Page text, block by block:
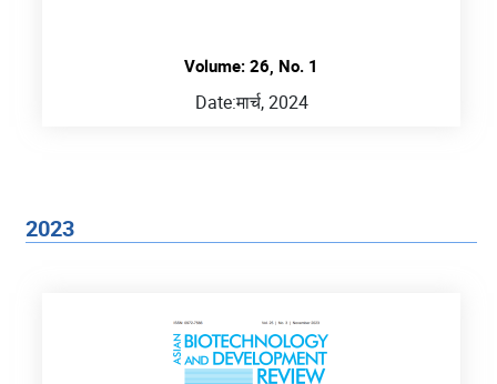
Volume: 26, No. 1
Date:मार्च, 2024
2023